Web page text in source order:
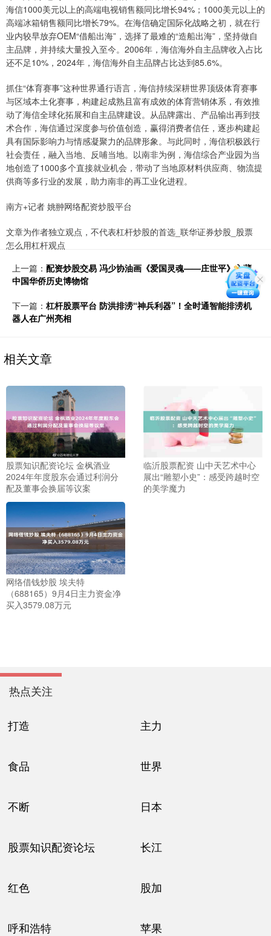
海信1000美元以上的高端电视销售额同比增长94%；1000美元以上的
高端冰箱销售额同比增长79%。在海信确定国际化战略之初，就在行
业内较早放弃OEM“借船出海”，选择了最难的“造船出海”，坚持做自
主品牌，并持续大量投入至今。2006年，海信海外自主品牌收入占比
还不足10%，2024年，海信海外自主品牌占比达到85.6%。
抓住“体育赛事”这种世界通行语言，海信持续深耕世界顶级体育赛事
与区域本土化赛事，构建起成熟且富有成效的体育营销体系，有效推
动了海信全球化拓展和自主品牌建设。从品牌露出、产品输出再到技
术合作，海信通过深度参与价值创造，赢得消费者信任，逐步构建起
具有国际影响力与情感凝聚力的品牌形象。与此同时，海信积极践行
社会责任，融入当地、反哺当地。以南非为例，海信综合产业园为当
地创造了1000多个直接就业机会，带动了当地原材料供应商、物流提
供商等多行业的发展，助力南非的再工业化进程。
南方+记者 姚翀网络配资炒股平台
文章为作者独立观点，不代表杠杆炒股的首选_联华证券炒股_股票
怎么用杠杆观点
上一篇： 配资炒股交易 冯少协油画《爱国灵魂——庄世平》入藏
中国华侨历史博物馆
下一篇： 杠杆股票平台 防洪排涝“神兵利器”！全时通智能排涝机
器人在广州亮相
相关文章
股票知识配资论坛 金枫酒业
2024年年度股东会通过利润分
配及董事会换届等议案
临沂股票配资 山中天艺术中心
展出“雕塑小史”：感受跨越时空
的美学魔力
网络借钱炒股 埃夫特
（688165）9月4日主力资金净
买入3579.08万元
热点关注
打造 主力
食品 世界
不断 日本
股票知识配资论坛 长江
红色 股加
呼和浩特 苹果